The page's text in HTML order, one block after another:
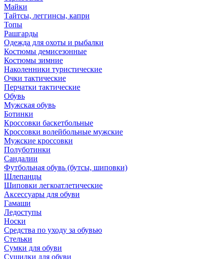
Майки
Тайтсы, леггинсы, капри
Топы
Рашгарды
Одежда для охоты и рыбалки
Костюмы демисезонные
Костюмы зимние
Наколенники туристические
Очки тактические
Перчатки тактические
Обувь
Мужская обувь
Ботинки
Кроссовки баскетбольные
Кроссовки волейбольные мужские
Мужские кроссовки
Полуботинки
Сандалии
Футбольная обувь (бутсы, шиповки)
Шлепанцы
Шиповки легкоатлетические
Аксессуары для обуви
Гамаши
Ледоступы
Носки
Средства по уходу за обувью
Стельки
Сумки для обуви
Сушилки для обуви